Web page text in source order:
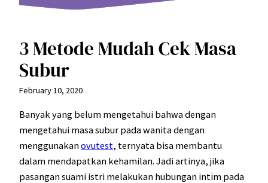
3 Metode Mudah Cek Masa
Subur
February 10, 2020
Banyak yang belum mengetahui bahwa dengan
mengetahui masa subur pada wanita dengan
menggunakanovutest, ternyata bisa membantu
dalam mendapatkan kehamilan. Jadi artinya, jika
pasangan suami istri melakukan hubungan intim pada